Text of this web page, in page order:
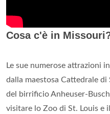
Cosa c'è in
Le sue numerose attrazioni
dalla maestosa Cattedrale di
del birrificio Anheuser-
visitare lo Zoo di St. Louis e